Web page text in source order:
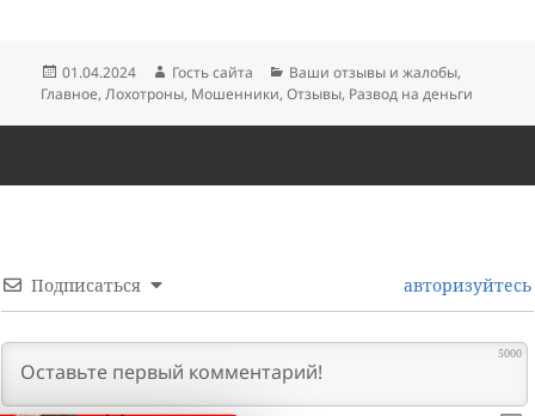
Опубликовано
01.04.2024 Автор
Гость сайта Рубрики
Ваши отзывы и жалобы,
Главное,Лохотроны, Мошенники,Отзывы, Развод на деньги
Подписаться авторизуйтесь
5000